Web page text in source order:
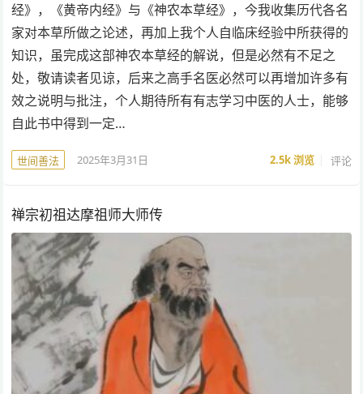
经》，《黄帝内经》与《神农本草经》，今我收集历代各名
家对本草所做之论述，再加上我个人自临床经验中所获得的
知识，虽完成这部神农本草经的解说，但是必然有不足之
处，敬请读者见谅，后来之高手名医必然可以再增加许多有
效之说明与批注，个人期待所有有志学习中医的人士，能够
自此书中得到一定…
世间善法 2025年3月31日 2.5k浏览 评论
禅宗初祖达摩祖师大师传